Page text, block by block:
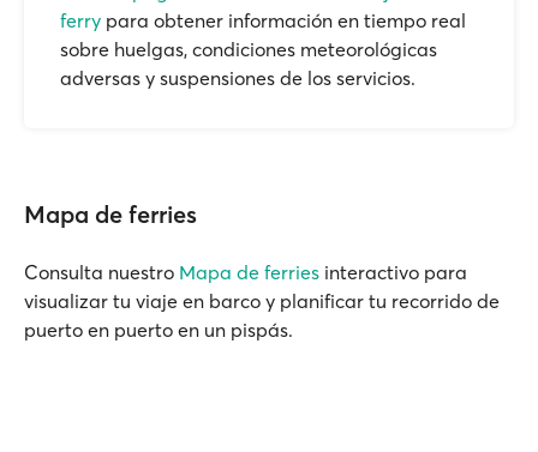
ferry para obtener información en tiempo real
sobre huelgas, condiciones meteorológicas
adversas y suspensiones de los servicios.
Mapa de ferries
Consulta nuestro Mapa de ferries interactivo para
visualizar tu viaje en barco y planificar tu recorrido de
puerto en puerto en un pispás.